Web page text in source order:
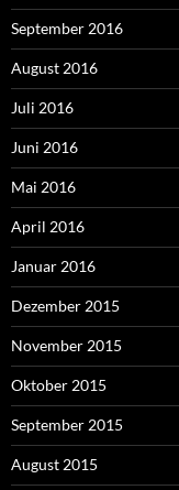
September 2016
August 2016
Juli 2016
Juni 2016
Mai 2016
April 2016
Januar 2016
Dezember 2015
November 2015
Oktober 2015
September 2015
August 2015